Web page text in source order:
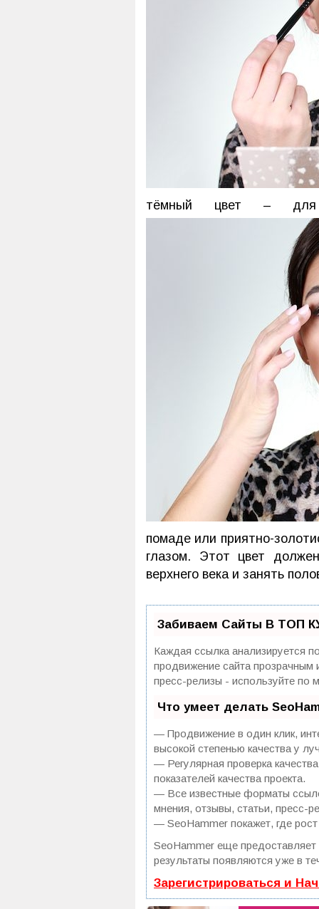
тёмный цвет – для
помаде или приятно-
глазом. Этот цвет
верхнего века и занять
Забиваем Сайты В ТОП
Каждая ссылка анализируется
продвижение сайта прозрачным
пресс-релизы - используйте по
Что умеет делать
— Продвижение в один клик,
высокой степенью качества у
— Регулярная проверка
показателей качества проекта.
— Все известные форматы
мнения, отзывы, статьи, пресс-
— SeoHammer покажет, где
SeoHammer еще
результаты появляются уже в
Зарегистрироваться и